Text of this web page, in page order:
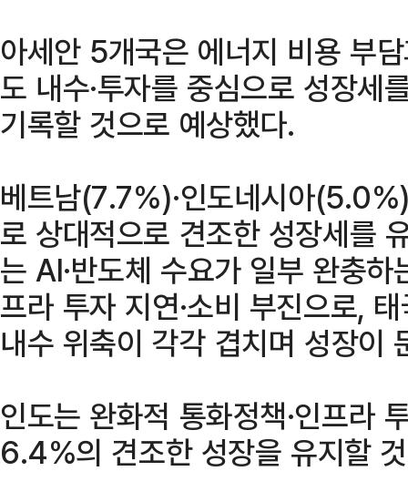
아세안 5개국은 에너지 비용 부
도 내수·투자를 중심으로 성장
기록할 것으로 예상했다.
베트남(7.7%)·인도네시아
로 상대적으로 견조한 성장세를
는 AI·반도체 수요가 일부 완충
프라 투자 지연·소비 부진으로,
내수 위축이 각각 겹치며 성장이
인도는 완화적 통화정책·인프라
6.4%의 견조한 성장을 유지할